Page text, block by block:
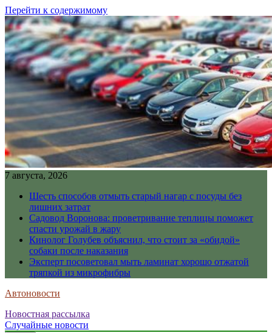
Перейти к содержимому
7 августа, 2026
Шесть способов отмыть старый нагар с посуды без
лишних затрат
Садовод Воронова: проветривание теплицы поможет
спасти урожай в жару
Кинолог Голубев объяснил, что стоит за «обидой»
собаки после наказания
Эксперт посоветовал мыть ламинат хорошо отжатой
тряпкой из микрофибры
Автоновости
Новостная рассылка
Случайные новости